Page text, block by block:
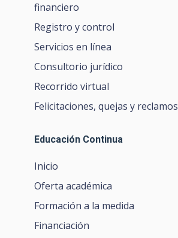
financiero
Registro y control
Servicios en línea
Consultorio jurídico
Recorrido virtual
Felicitaciones, quejas y reclamos
Educación Continua
Inicio
Oferta académica
Formación a la medida
Financiación